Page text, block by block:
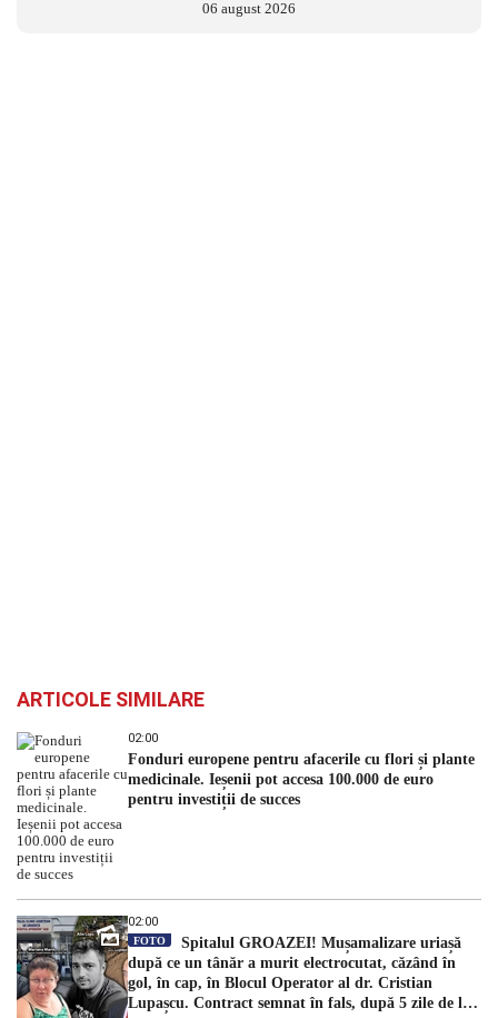
06 august 2026
ARTICOLE SIMILARE
02:00
Fonduri europene pentru afacerile cu flori și plante
medicinale. Ieșenii pot accesa 100.000 de euro
pentru investiții de succes
02:00
FOTO
Spitalul GROAZEI! Mușamalizare uriașă
după ce un tânăr a murit electrocutat, căzând în
gol, în cap, în Blocul Operator al dr. Cristian
Lupașcu. Contract semnat în fals, după 5 zile de la